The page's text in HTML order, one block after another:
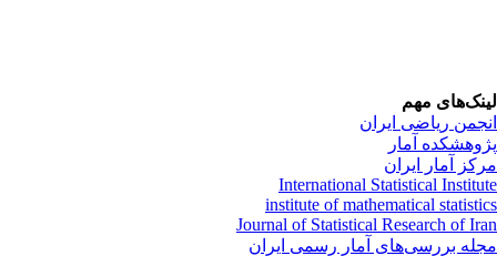
مهم
ریاضی ایران
آمار
آمار ایران
International Statistical
institute of mathematical
Journal of Statistical Research of
بررسی‌های آمار رسمی ایران